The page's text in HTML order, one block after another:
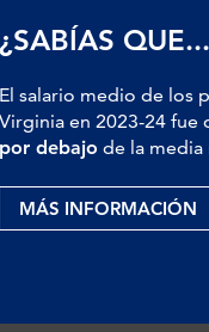
¿SABÍAS
El salario medio de los
Virginia en 2023-24 fue
por debajo de la media
MÁS INFORMACIÓN